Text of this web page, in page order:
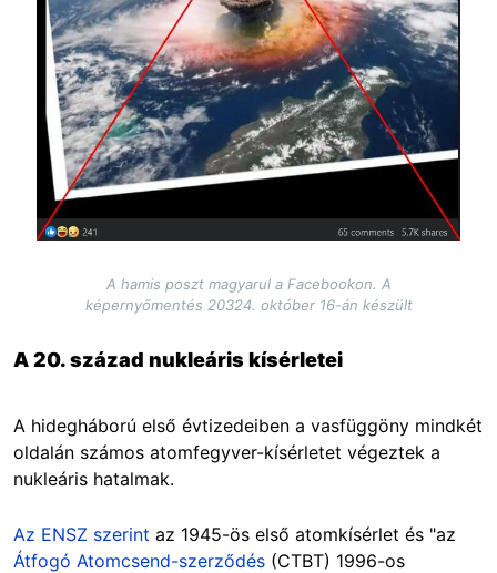
A hamis poszt magyarul a Facebookon. A
képernyőmentés 20324. október 16-án készült
A 20. század nukleáris kísérletei
A hidegháború első évtizedeiben a vasfüggöny mindkét
oldalán számos atomfegyver-kísérletet végeztek a
nukleáris hatalmak.
Az ENSZ szerint az 1945-ös első atomkísérlet és "az
Átfogó Atomcsend-szerződés (CTBT) 1996-os